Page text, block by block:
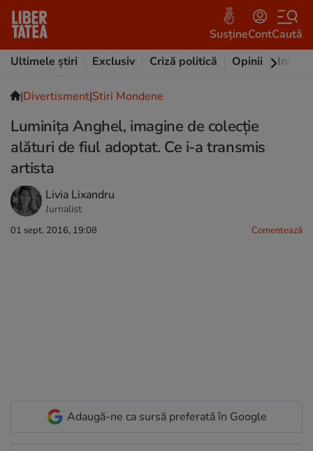
SusțineContCaută
Ultimele știri
Exclusiv Criză politică Opinii
|Divertisment|Stiri Mondene
Luminița Anghel, imagine de colecție
alături de fiul adoptat. Ce i-a transmis
artista
Livia Lixandru
Jurnalist
01 sept. 2016, 19:08 Comentează
Adaugă-ne ca sursă preferată în Google